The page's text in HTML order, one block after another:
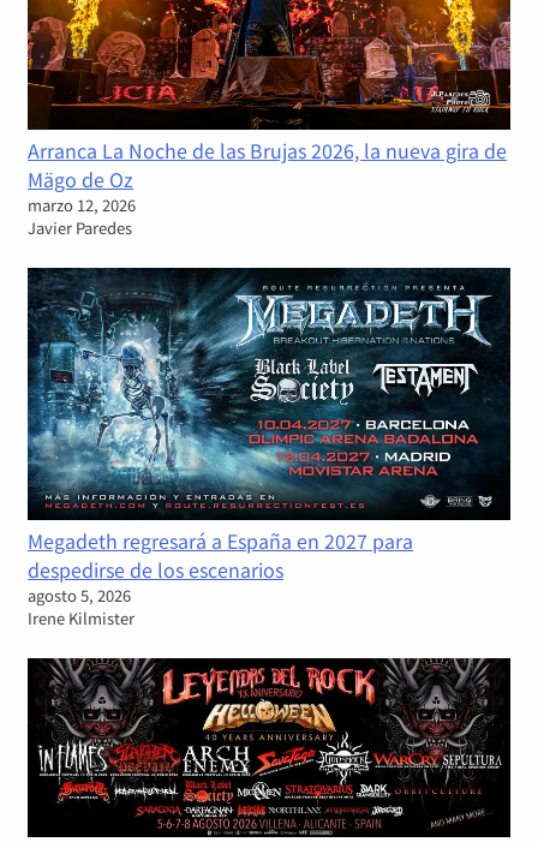
Arranca La Noche de las Brujas 2026, la nueva gira de
Mägo de Oz
marzo 12, 2026
Javier Paredes
Megadeth regresará a España en 2027 para
despedirse de los escenarios
agosto 5, 2026
Irene Kilmister